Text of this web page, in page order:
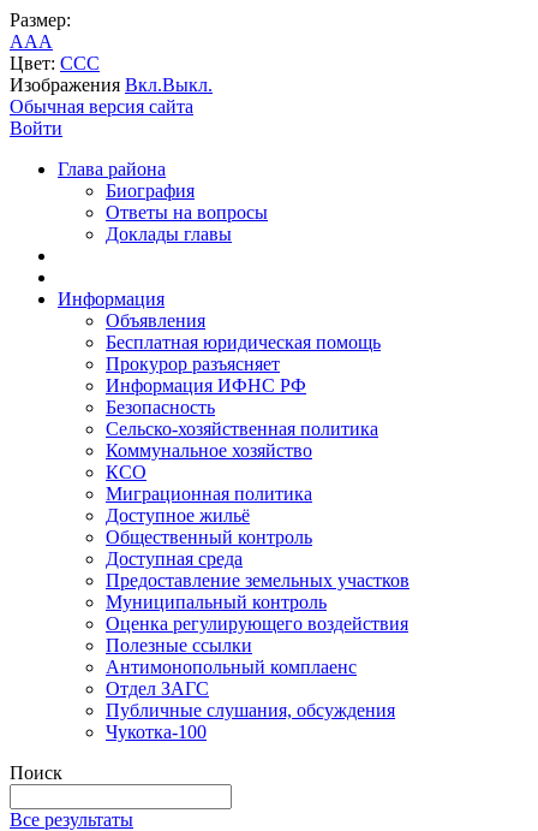
Размер:
AAA
Цвет: CCC
Изображения Вкл.Выкл.
Обычная версия сайта
Войти
Глава района
Биография
Ответы на вопросы
Доклады главы
Информация
Объявления
Бесплатная юридическая помощь
Прокурор разъясняет
Информация ИФНС РФ
Безопасность
Сельско-хозяйственная политика
Коммунальное хозяйство
КСО
Миграционная политика
Доступное жильё
Общественный контроль
Доступная среда
Предоставление земельных участков
Муниципальный контроль
Оценка регулирующего воздействия
Полезные ссылки
Антимонопольный комплаенс
Отдел ЗАГС
Публичные слушания, обсуждения
Чукотка-100
Поиск
Все результаты